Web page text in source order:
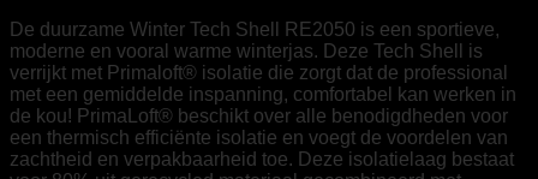
De duurzame Winter Tech Shell RE2050 is een sportieve,
moderne en vooral warme winterjas. Deze Tech Shell is
verrijkt met Primaloft® isolatie die zorgt dat de professional
met een gemiddelde inspanning, comfortabel kan werken in
de kou! PrimaLoft® beschikt over alle benodigdheden voor
een thermisch efficiënte isolatie en voegt de voordelen van
zachtheid en verpakbaarheid toe. Deze isolatielaag bestaat